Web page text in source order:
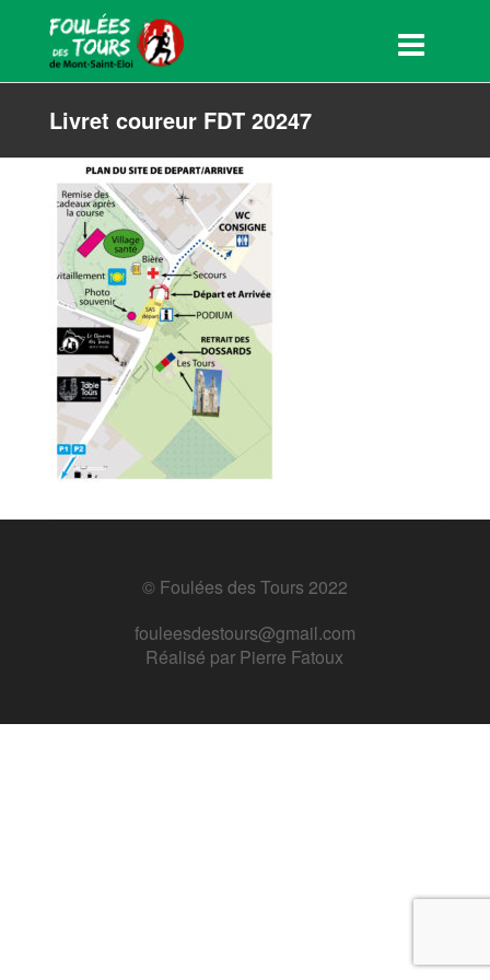
Livret coureur FDT 20247
© Foulées des Tours 2022
fouleesdestours@gmail.com
Réalisé par Pierre Fatoux